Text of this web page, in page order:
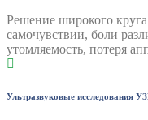
Решение широкого
самочувствии, боли
утомляемость, потеря
Ультразвуковые исследования